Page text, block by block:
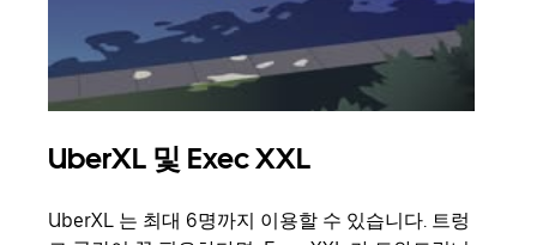
UberXL 및 Exec XXL
UberXL 는 최대 6명까지 이용할 수 있습니다. 트렁